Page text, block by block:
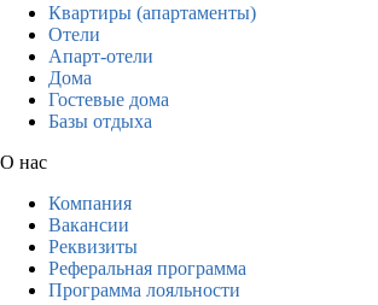
Квартиры (апартаменты)
Отели
Апарт-отели
Дома
Гостевые дома
Базы отдыха
О нас
Компания
Вакансии
Реквизиты
Реферальная программа
Программа лояльности